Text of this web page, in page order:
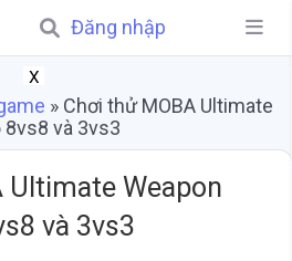
Đăng nhập
X
» Chơi thử MOBA Ultimate
và 3vs3
Ultimate Weapon
và 3vs3